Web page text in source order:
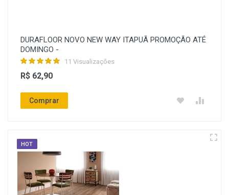
DURAFLOOR NOVO NEW WAY ITAPUÃ PROMOÇÃO ATÉ
DOMINGO -
11 Visualizações
R$ 62,90
Comprar
HOT